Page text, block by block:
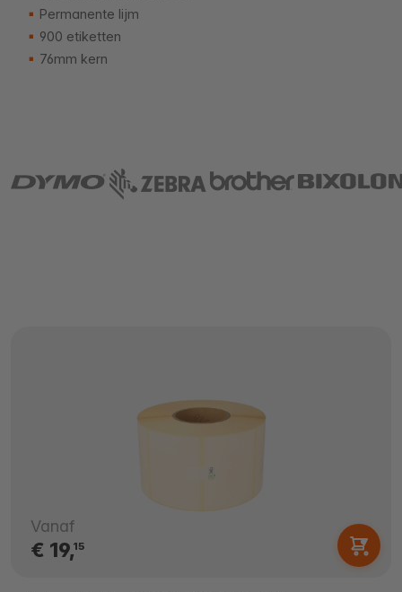
Permanente lijm
900 etiketten
76mm kern
Vanaf
€ 19,15